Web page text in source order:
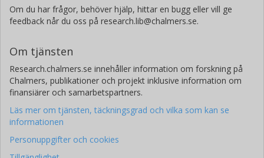
Om du har frågor, behöver hjälp, hittar en bugg eller vill ge
feedback når du oss på research.lib@chalmers.se.
Om tjänsten
Research.chalmers.se innehåller information om forskning på
Chalmers, publikationer och projekt inklusive information om
finansiärer och samarbetspartners.
Läs mer om tjänsten, täckningsgrad och vilka som kan se
informationen
Personuppgifter och cookies